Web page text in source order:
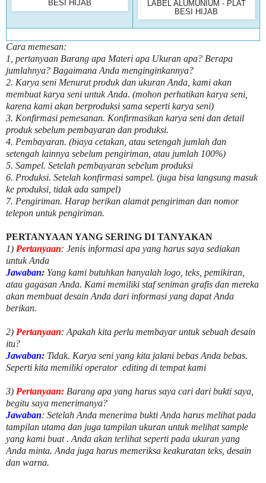
BESI HIJAB
LABEL ALUMUNIUM - PLAT
BESI HIJAB
Cara memesan:
1, pertanyaan Barang apa Materi apa Ukuran apa? Berapa
jumlahnya? Bagaimana Anda menginginkannya?
2. Karya seni Menurut produk dan ukuran Anda, kami akan
membuat karya seni untuk Anda. (mohon perhatikan karya seni,
karena kami akan berproduksi sama seperti karya seni)
3. Konfirmasi pemesanan. Konfirmasikan karya seni dan detail
produk sebelum pembayaran dan produksi.
4. Pembayaran. (biaya cetakan, atau setengah jumlah dan
setengah lainnya sebelum pengiriman, atau jumlah 100%)
5. Sampel. Setelah pembayaran sebelum produksi
6. Produksi. Setelah konfirmasi sampel. (juga bisa langsung masuk
ke produksi, tidak ada sampel)
7. Pengiriman. Harap berikan alamat pengiriman dan nomor
telepon untuk pengiriman.
PERTANYAAN YANG SERING DI TANYAKAN
1) Pertanyaan: Jenis informasi apa yang harus saya sediakan
untuk Anda
Jawaban: Yang kami butuhkan hanyalah logo, teks, pemikiran,
atau gagasan Anda. Kami memiliki staf seniman grafis dan mereka
akan membuat desain Anda dari informasi yang dapat Anda
berikan.
2) Pertanyaan: Apakah kita perlu membayar untuksebuah desain
itu?
Jawaban: Tidak. Karya seni yang kita jalani bebas Anda bebas.
Seperti kita memiliki operator editing di tempat kami
3) Pertanyaan: Barang apa yang harus saya cari dari bukti saya,
begitu saya menerimanya?
Jawaban: Setelah Anda menerima bukti Anda harus melihat pada
tampilan utama dan juga tampilan ukuran untuk melihatsample
yang kami buat . Anda akan terlihat seperti pada ukuran yang
Anda minta. Anda juga harus memeriksa keakuratan teks, desain
dan warna.